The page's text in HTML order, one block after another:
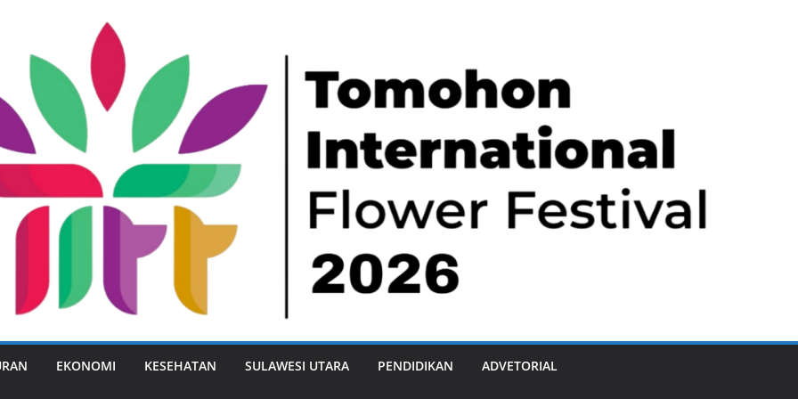
EKONOMI KESEHATAN SULAWESI UTARA PENDIDIKAN ADVETORIAL